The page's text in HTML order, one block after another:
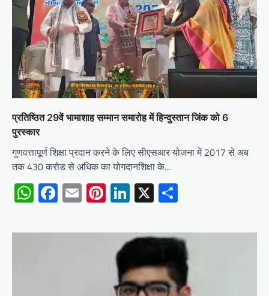
प्रतिष्ठित 29वें भामाशाह सम्मान समारोह में हिन्दुस्तान जिंक को 6
पुरस्कार
गुणवत्तापूर्ण शिक्षा प्रदान करने के लिए सीएसआर योजना में 2017 से अब
तक 430 करोड से अधिक का योगदानशिक्षा के…
WhatsApp
Facebook
EmailPinterest
LinkedIn
X